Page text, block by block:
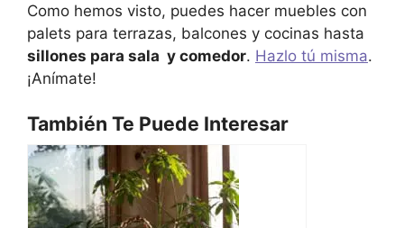
Como hemos visto, puedes hacer muebles con
palets para terrazas, balcones y cocinas hasta
sillones para sala y comedor. Hazlo tú misma.
¡Anímate!
También Te Puede Interesar